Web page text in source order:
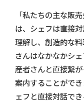
「私たちの主な販
は、シェフは直接
理解し、創造的な
さんはなかなかシ
産者さんと直接繋
案内することがで
ェフと直接対話で